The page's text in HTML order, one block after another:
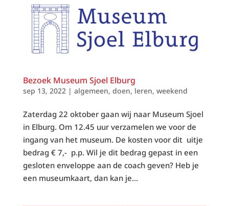
Bezoek Museum Sjoel Elburg
sep 13, 2022| algemeen, doen, leren, weekend
Zaterdag 22 oktober gaan wij naar Museum Sjoel
in Elburg. Om 12.45 uur verzamelen we voor de
ingang van het museum. De kosten voor dit uitje
bedrag € 7,- p.p. Wil je dit bedrag gepast in een
gesloten enveloppe aan de coach geven? Heb je
een museumkaart, dan kan je...